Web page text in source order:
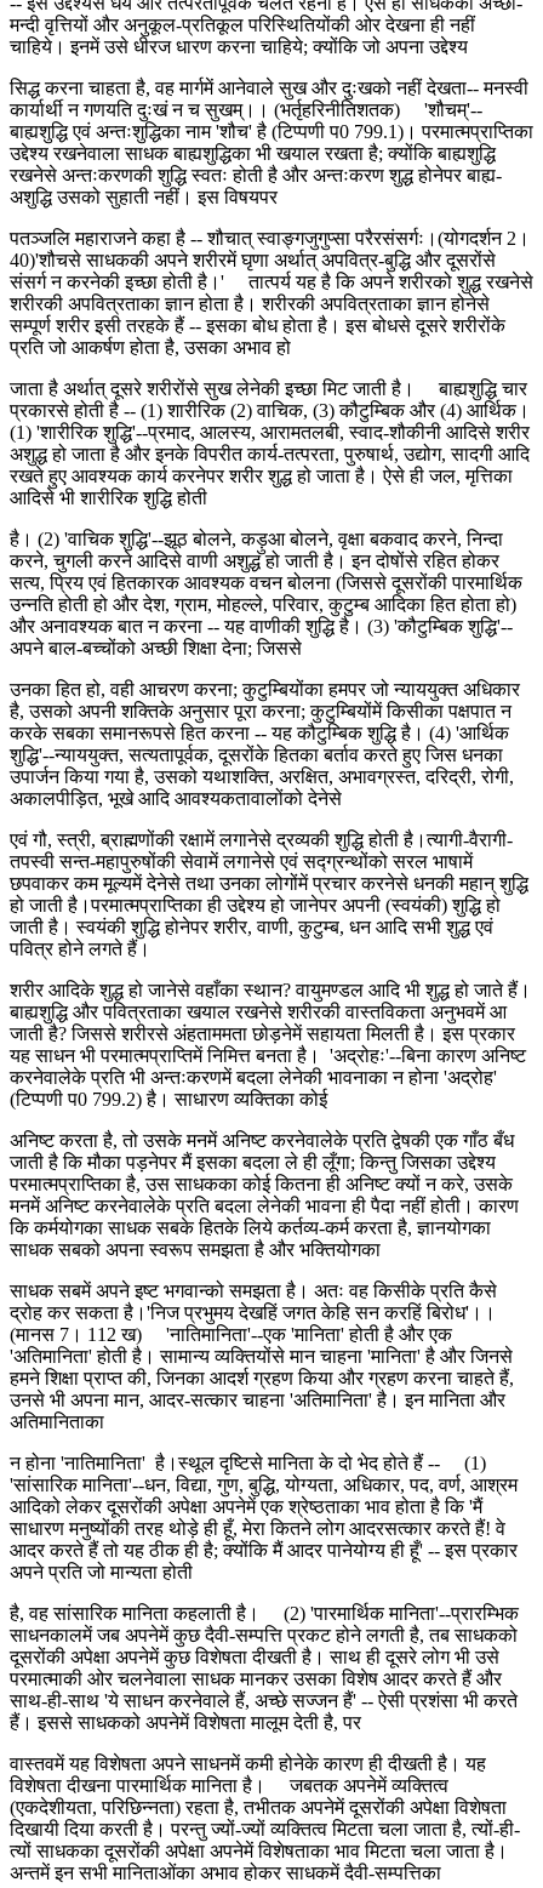
मन्दी वृत्तियों और अनुकूल-प्रतिकूल परिस्थितियोंकी ओर देखना ही नहीं
चाहिये। इनमें उसे धीरज धारण करना चाहिये; क्योंकि जो अपना उद्देश्य
सिद्ध करना चाहता है, वह मार्गमें आनेवाले सुख और दुःखको नहीं देखता-- मनस्वी
कार्यार्थी न गणयति दुःखं न च सुखम्।। (भर्तृहरिनीतिशतक) 'शौचम्'--
बाह्यशुद्धि एवं अन्तःशुद्धिका नाम 'शौच' है (टिप्पणी प0 799.1)। परमात्मप्राप्तिका
उद्देश्य रखनेवाला साधक बाह्यशुद्धिका भी खयाल रखता है; क्योंकि बाह्यशुद्धि
रखनेसे अन्तःकरणकी शुद्धि स्वतः होती है और अन्तःकरण शुद्ध होनेपर बाह्य-
अशुद्धि उसको सुहाती नहीं। इस विषयपर
पतञ्जलि महाराजने कहा है -- शौचात् स्वाङ्गजुगुप्सा परैरसंसर्गः।(योगदर्शन 2।
40)'शौचसे साधककी अपने शरीरमें घृणा अर्थात् अपवित्र-बुद्धि और दूसरोंसे
संसर्ग न करनेकी इच्छा होती है।' तात्पर्य यह है कि अपने शरीरको शुद्ध रखनेसे
शरीरकी अपवित्रताका ज्ञान होता है। शरीरकी अपवित्रताका ज्ञान होनेसे
सम्पूर्ण शरीर इसी तरहके हैं -- इसका बोध होता है। इस बोधसे दूसरे शरीरोंके
प्रति जो आकर्षण होता है, उसका अभाव हो
जाता है अर्थात् दूसरे शरीरोंसे सुख लेनेकी इच्छा मिट जाती है। बाह्यशुद्धि चार
प्रकारसे होती है -- (1) शारीरिक (2) वाचिक, (3) कौटुम्बिक और (4) आर्थिक।
(1) 'शारीरिक शुद्धि'--प्रमाद, आलस्य, आरामतलबी, स्वाद-शौकीनी आदिसे शरीर
अशुद्ध हो जाता है और इनके विपरीत कार्य-तत्परता, पुरुषार्थ, उद्योग, सादगी आदि
रखते हुए आवश्यक कार्य करनेपर शरीर शुद्ध हो जाता है। ऐसे ही जल, मृत्तिका
आदिसे भी शारीरिक शुद्धि होती
है। (2) 'वाचिक शुद्धि'--झूठ बोलने, कड़ुआ बोलने, वृक्षा बकवाद करने, निन्दा
करने, चुगली करने आदिसे वाणी अशुद्ध हो जाती है। इन दोषोंसे रहित होकर
सत्य, प्रिय एवं हितकारक आवश्यक वचन बोलना (जिससे दूसरोंकी पारमार्थिक
उन्नति होती हो और देश, ग्राम, मोहल्ले, परिवार, कुटुम्ब आदिका हित होता हो)
और अनावश्यक बात न करना -- यह वाणीकी शुद्धि है। (3) 'कौटुम्बिक शुद्धि'--
अपने बाल-बच्चोंको अच्छी शिक्षा देना; जिससे
उनका हित हो, वही आचरण करना; कुटुम्बियोंका हमपर जो न्याययुक्त अधिकार
है, उसको अपनी शक्तिके अनुसार पूरा करना; कुटुम्बियोंमें किसीका पक्षपात न
करके सबका समानरूपसे हित करना -- यह कौटुम्बिक शुद्धि है। (4) 'आर्थिक
शुद्धि'--न्याययुक्त, सत्यतापूर्वक, दूसरोंके हितका बर्ताव करते हुए जिस धनका
उपार्जन किया गया है, उसको यथाशक्ति, अरक्षित, अभावग्रस्त, दरिद्री, रोगी,
अकालपीड़ित, भूखे आदि आवश्यकतावालोंको देनेसे
एवं गौ, स्त्री, ब्राह्मणोंकी रक्षामें लगानेसे द्रव्यकी शुद्धि होती है।त्यागी-वैरागी-
तपस्वी सन्त-महापुरुषोंकी सेवामें लगानेसे एवं सद्ग्रन्थोंको सरल भाषामें
छपवाकर कम मूल्यमें देनेसे तथा उनका लोगोंमें प्रचार करनेसे धनकी महान् शुद्धि
हो जाती है।परमात्मप्राप्तिका ही उद्देश्य हो जानेपर अपनी (स्वयंकी) शुद्धि हो
जाती है। स्वयंकी शुद्धि होनेपर शरीर, वाणी, कुटुम्ब, धन आदि सभी शुद्ध एवं
पवित्र होने लगते हैं।
शरीर आदिके शुद्ध हो जानेसे वहाँका स्थान? वायुमण्डल आदि भी शुद्ध हो जाते हैं।
बाह्यशुद्धि और पवित्रताका खयाल रखनेसे शरीरकी वास्तविकता अनुभवमें आ
जाती है? जिससे शरीरसे अंहताममता छोड़नेमें सहायता मिलती है। इस प्रकार
यह साधन भी परमात्मप्राप्तिमें निमित्त बनता है। 'अद्रोहः'--बिना कारण अनिष्ट
करनेवालेके प्रति भी अन्तःकरणमें बदला लेनेकी भावनाका न होना 'अद्रोह'
(टिप्पणी प0 799.2) है। साधारण व्यक्तिका कोई
अनिष्ट करता है, तो उसके मनमें अनिष्ट करनेवालेके प्रति द्वेषकी एक गाँठ बँध
जाती है कि मौका पड़नेपर मैं इसका बदला ले ही लूँगा; किन्तु जिसका उद्देश्य
परमात्मप्राप्तिका है, उस साधकका कोई कितना ही अनिष्ट क्यों न करे, उसके
मनमें अनिष्ट करनेवालेके प्रति बदला लेनेकी भावना ही पैदा नहीं होती। कारण
कि कर्मयोगका साधक सबके हितके लिये कर्तव्य-कर्म करता है, ज्ञानयोगका
साधक सबको अपना स्वरूप समझता है और भक्तियोगका
साधक सबमें अपने इष्ट भगवान्को समझता है। अतः वह किसीके प्रति कैसे
द्रोह कर सकता है।'निज प्रभुमय देखहिं जगत केहि सन करहिं बिरोध'।।
(मानस 7। 112 ख) 'नातिमानिता'--एक 'मानिता' होती है और एक
'अतिमानिता' होती है। सामान्य व्यक्तियोंसे मान चाहना 'मानिता' है और जिनसे
हमने शिक्षा प्राप्त की, जिनका आदर्श ग्रहण किया और ग्रहण करना चाहते हैं,
उनसे भी अपना मान, आदर-सत्कार चाहना 'अतिमानिता' है। इन मानिता और
अतिमानिताका
न होना 'नातिमानिता' है।स्थूल दृष्टिसे मानिता के दो भेद होते हैं -- (1)
'सांसारिक मानिता'--धन, विद्या, गुण, बुद्धि, योग्यता, अधिकार, पद, वर्ण, आश्रम
आदिको लेकर दूसरोंकी अपेक्षा अपनेमें एक श्रेष्ठताका भाव होता है कि 'मैं
साधारण मनुष्योंकी तरह थोड़े ही हूँ, मेरा कितने लोग आदरसत्कार करते हैं! वे
आदर करते हैं तो यह ठीक ही है; क्योंकि मैं आदर पानेयोग्य ही हूँ' -- इस प्रकार
अपने प्रति जो मान्यता होती
है, वह सांसारिक मानिता कहलाती है। (2) 'पारमार्थिक मानिता'--प्रारम्भिक
साधनकालमें जब अपनेमें कुछ दैवी-सम्पत्ति प्रकट होने लगती है, तब साधकको
दूसरोंकी अपेक्षा अपनेमें कुछ विशेषता दीखती है। साथ ही दूसरे लोग भी उसे
परमात्माकी ओर चलनेवाला साधक मानकर उसका विशेष आदर करते हैं और
साथ-ही-साथ 'ये साधन करनेवाले हैं, अच्छे सज्जन हैं' -- ऐसी प्रशंसा भी करते
हैं। इससे साधकको अपनेमें विशेषता मालूम देती है, पर
वास्तवमें यह विशेषता अपने साधनमें कमी होनेके कारण ही दीखती है। यह
विशेषता दीखना पारमार्थिक मानिता है। जबतक अपनेमें व्यक्तित्व
(एकदेशीयता, परिछिन्नता) रहता है, तभीतक अपनेमें दूसरोंकी अपेक्षा विशेषता
दिखायी दिया करती है। परन्तु ज्यों-ज्यों व्यक्तित्व मिटता चला जाता है, त्यों-ही-
त्यों साधकका दूसरोंकी अपेक्षा अपनेमें विशेषताका भाव मिटता चला जाता है।
अन्तमें इन सभी मानिताओंका अभाव होकर साधकमें दैवी-सम्पत्तिका